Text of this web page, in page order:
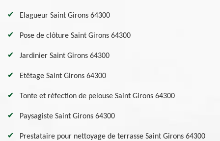
Elagueur Saint Girons 64300
Pose de clôture Saint Girons 64300
Jardinier Saint Girons 64300
Etêtage Saint Girons 64300
Tonte et réfection de pelouse Saint Girons 64300
Paysagiste Saint Girons 64300
Prestataire pour nettoyage de terrasse Saint Girons 64300